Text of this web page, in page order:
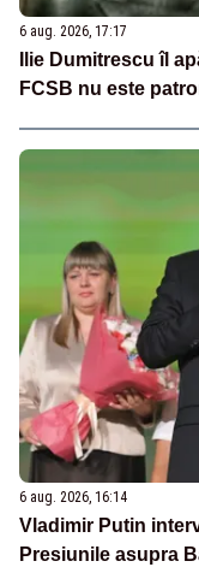
6 aug. 2026, 17:17
Ilie Dumitrescu îl
FCSB nu este
6 aug. 2026, 16:14
Vladimir Putin
Presiunile asupra